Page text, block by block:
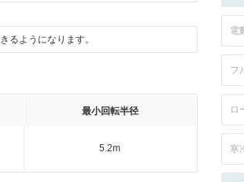
るようになります。
最小回転半径
5.2m
電
フ
ロ
寒